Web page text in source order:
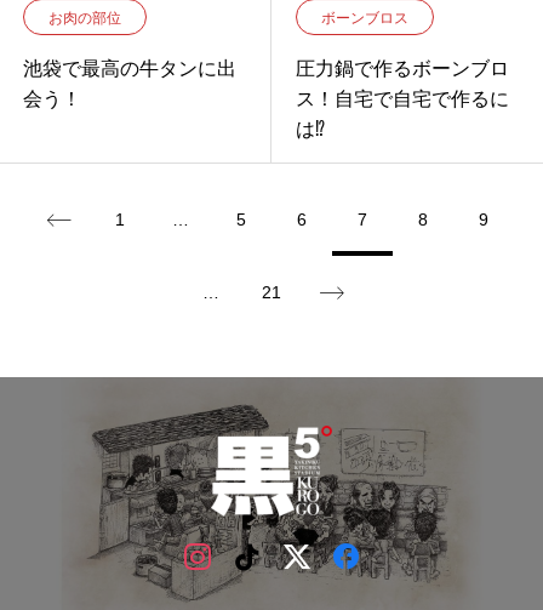
お肉の部位
池袋で最高の牛タンに出
会う！
ボーンブロス
圧力鍋で作るボーンブロ
ス！自宅で自宅で作るに
は⁉︎
1 5 6 7 8 9
21